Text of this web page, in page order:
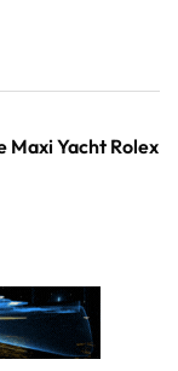
Maxi Yacht Rolex